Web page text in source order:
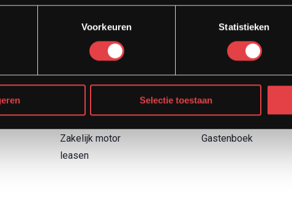
Voorkeuren Statistieken
Selectie toestaan
Diensten
Afspraak werkplaats
Motor inruilen
Zakelijk motor
leasen
Direct naar
Boek een proefrit
Garantievoorwaarden
Retourbeleid
Gastenboek